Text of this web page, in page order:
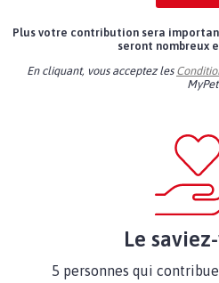
Plus votre contribution sera
seront nombreux
En cliquant, vous acceptez les
Le
5 personnes qui